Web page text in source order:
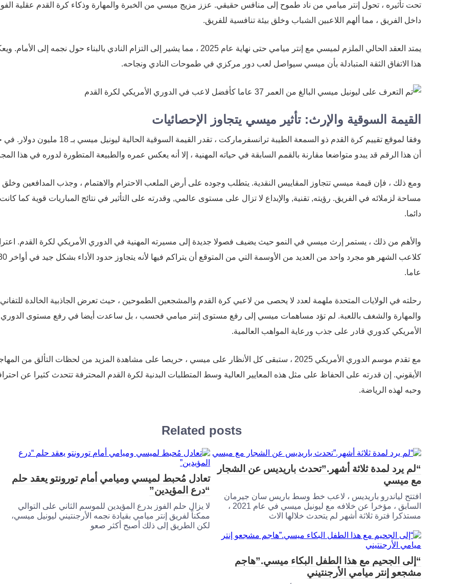
تحت تأثيره ، تحول إنتر ميامي من ناد طموح إلى منافس حقيقي. عزز مزيج ميسي من الخبرة والمهارة وذكاء كرة القدم عقلية
داخل الفريق ، مما ألهم اللاعبين الشباب وخلق بيئة تنافسية للفريق.
يمتد العقد الحالي الملزم لميسي مع إنتر ميامي حتى نهاية عام 2025 ، مما يشير إلى التزام النادي بالبناء حول نجمه إلى
هذا الاتفاق الثقة المتبادلة بأن ميسي سيواصل لعب دور مركزي في طموحات النادي ونجاحه.
القيمة السوقية والإرث: تأثير ميسي يتجاوز الإحصائيات
وفقا لموقع تقييم كرة القدم ذو السمعة الطيبة ترانسفرماركت ، تقدر القيمة السوقية الحالية ليونيل ميسي
أن هذا الرقم قد يبدو متواضعا مقارنة بالقمم السابقة في حياته المهنية ، إلا أنه يعكس عمره والطبيعة المتطورة لدوره في هذا
ومع ذلك ، فإن قيمة ميسي تتجاوز المقاييس النقدية. يتطلب وجوده على أرض الملعب الاحترام والاهتمام ، وجذب المدافعين وخلق
مساحة لزملائه في الفريق. رؤيته, تقنية, والإبداع لا تزال على مستوى عالمي, وقدرته على التأثير في نتائج المباريات قوية كما كانت
دائما.
والأهم من ذلك ، يستمر إرث ميسي في النمو حيث يضيف فصولا جديدة إلى مسيرته المهنية في الدوري الأمريكي لكرة القدم.
كلاعب الشهر هو مجرد واحد من العديد من الأوسمة التي من المتوقع أن يتراكم فيها
عاما.
رحلته في الولايات المتحدة ملهمة لعدد لا يحصى من لاعبي كرة القدم والمشجعين الطموحين ، حيث تعرض الجاذبية الخالدة للتفاني
والمهارة والشغف باللعبة. لم تؤد مساهمات ميسي إلى رفع مستوى إنتر ميامي فحسب ، بل ساعدت أيضا في رفع مستوى الدوري
الأمريكي كدوري قادر على جذب ورعاية المواهب العالمية.
مع تقدم موسم الدوري الأمريكي 2025 ، ستبقى كل الأنظار على ميسي ، حريصا على مشاهدة المزيد من لحظات التألق من
الأيقوني. إن قدرته على الحفاظ على مثل هذه المعايير العالية وسط المتطلبات البدنية لكرة القدم المحترفة تتحدث كثيرا عن
وحبه لهذه الرياضة.
Related posts
“لم يرد لمدة ثلاثة أشهر.”تحدث باريديس عن الشجار
مع ميسي
افتتح لياندرو باريديس ، لاعب خط وسط باريس سان جيرمان
السابق ، مؤخرا عن خلافه مع ليونيل ميسي في عام 2021 ،
مستذكرا فترة ثلاثة أشهر لم يتحدث خلالها الاث
تعادل مُحبط لميسي وميامي أمام تورونتو يعقد حلم
“درع المؤيدين”
لا يزال حلم الفوز بدرع المؤيدين للموسم الثاني على التوالي
ممكناً لفريق إنتر ميامي بقيادة نجمه الأرجنتيني ليونيل ميسي،
لكن الطريق إلى ذلك أصبح أكثر صعو
“إلى الجحيم مع هذا الطفل البكاء ميسي.”هاجم
مشجعو إنتر ميامي الأرجنتيني